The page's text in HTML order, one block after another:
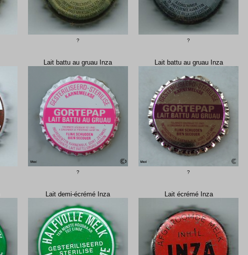
? ?
Lait battu au gruau Inza
?
Lait battu au gruau Inza
?
Lait demi-écrémé Inza Lait écrémé Inza